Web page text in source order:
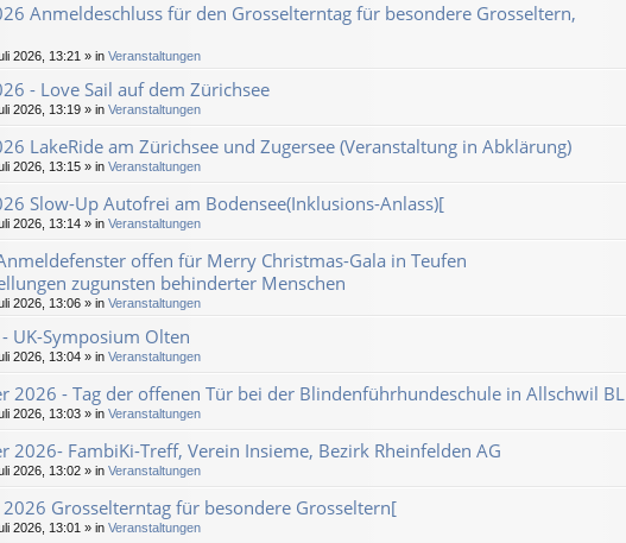
Anmeldeschluss für den Grosselterntag für besondere Grosseltern,
2026, 13:21 » in Veranstaltungen
- Love Sail auf dem Zürichsee
2026, 13:19 » in Veranstaltungen
LakeRide am Zürichsee und Zugersee (Veranstaltung in Abklärung)
2026, 13:15 » in Veranstaltungen
Slow-Up Autofrei am Bodensee(Inklusions-Anlass)[
2026, 13:14 » in Veranstaltungen
offen für Merry Christmas-Gala in Teufen
zugunsten behinderter Menschen
2026, 13:06 » in Veranstaltungen
UK-Symposium Olten
2026, 13:04 » in Veranstaltungen
2026 - Tag der offenen Tür bei der Blindenführhundeschule in Allschwil BL
2026, 13:03 » in Veranstaltungen
2026- FambiKi-Treff, Verein Insieme, Bezirk Rheinfelden AG
2026, 13:02 » in Veranstaltungen
Grosselterntag für besondere Grosseltern[
2026, 13:01 » in Veranstaltungen